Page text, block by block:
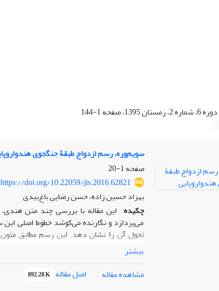
دوره 6، شماره 2، زمستان 1395، صفحه 1-144
سویم‌وره، رسم ازدواج طبقۀ جنگجوی
صفحه1-20
https://doi.org/10.22059/jis.2016.62821
بهزاد حسین زاده، حسن رضایی باغ‌بیدی
چکیده این مقاله با بررسی چند متن
می‌پردازد و نگارنده می‌کوشد خطوط اصلی این
تحول آن را نشان دهد. این رسم مطابق
«انتخاب خویشتن» است. علت این نام‌گذاری
جنگجو این حق را دارد که از میان
مطابق میلش به شوهری برگزیند. در متون
خاص طبقۀ جنگجو بوده است و از سویی در
بیشتر
مشاهده مقاله
اصل مقاله 892.28 K